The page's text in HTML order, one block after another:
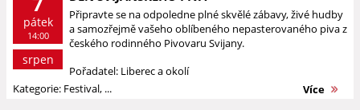
pátek
14:00
srpen
Připravte se na odpoledne plné skvělé zábavy, živé hudby
a samozřejmě vašeho oblíbeného nepasterovaného piva z
českého rodinného Pivovaru Svijany.
Pořadatel: Liberec a okolí
Kategorie: Festival, ...
Více